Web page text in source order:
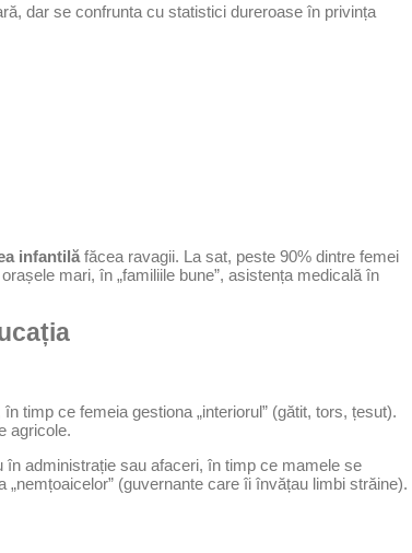
dar se confrunta cu statistici dureroase în privința
infantilă făcea ravagii. La sat, peste 90% dintre femei
mari, în „familiile bune”, asistența medicală în
timp ce femeia gestiona „interiorul” (gătit, tors, țesut).
agricole.
în administrație sau afaceri, în timp ce mamele se
(guvernante care îi învățau limbi străine).